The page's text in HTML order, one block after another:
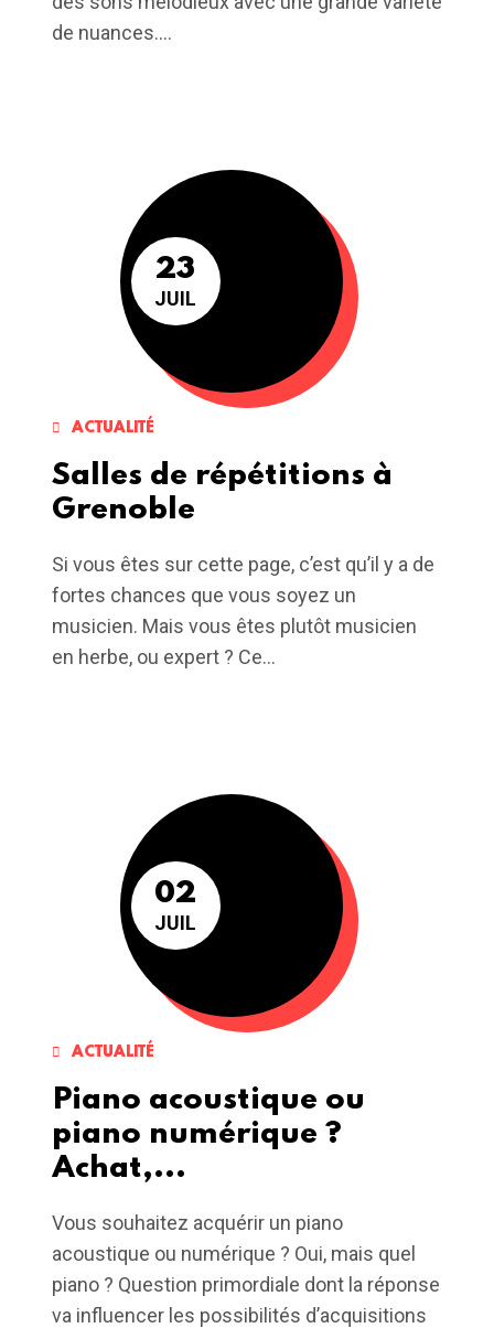
de nuances....
23
JUIL
ACTUALITÉ
Salles de répétitions à
Grenoble
Si vous êtes sur cette page, c’est qu’il y a de
fortes chances que vous soyez un
musicien. Mais vous êtes plutôt musicien
en herbe, ou expert ? Ce...
02
JUIL
ACTUALITÉ
Piano acoustique ou
piano numérique ?
Achat,...
Vous souhaitez acquérir un piano
acoustique ou numérique ? Oui, mais quel
piano ? Question primordiale dont la réponse
va influencer les possibilités d’acquisitions